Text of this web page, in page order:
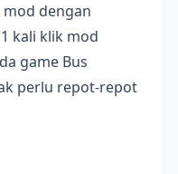
dengan
kali klik mod
game Bus
perlu repot-repot